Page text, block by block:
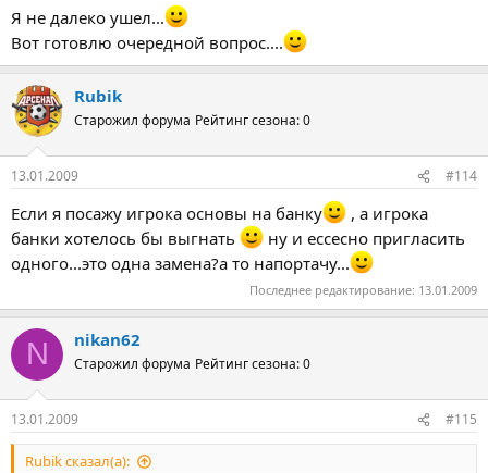
Я не далеко ушел...
Вот готовлю очередной вопрос....
Rubik
Старожил форума Рейтинг сезона: 0
13.01.2009 #114
Если я посажу игрока основы на банку
, а игрока
банки хотелось бы выгнать
ну и ессесно пригласить
одного...это одна замена?а то напортачу...
Последнее редактирование: 13.01.2009
N nikan62
Старожил форума Рейтинг сезона: 0
13.01.2009 #115
Rubik сказал(а):